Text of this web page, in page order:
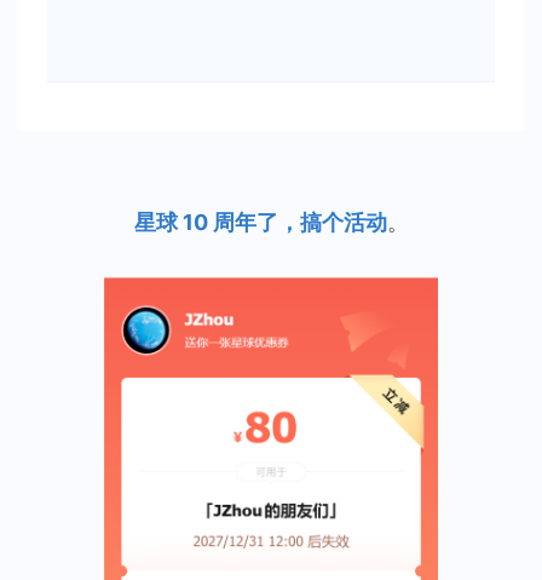
星球 10 周年了，搞个活动。